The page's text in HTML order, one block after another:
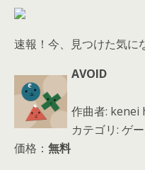
速報！今、見つけた気に
AVOID
作曲者: kenei
カテゴリ: ゲ
価格： 無料